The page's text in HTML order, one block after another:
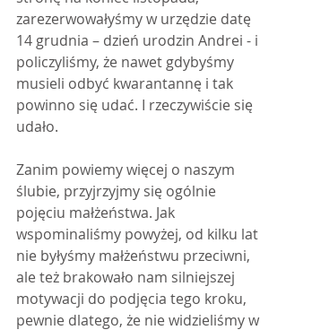
zarezerwowałyśmy w urzędzie datę
14 grudnia – dzień urodzin Andrei - i
policzyliśmy, że nawet gdybyśmy
musieli odbyć kwarantannę i tak
powinno się udać. I rzeczywiście się
udało.
Zanim powiemy więcej o naszym
ślubie, przyjrzyjmy się ogólnie
pojęciu małżeństwa. Jak
wspominaliśmy powyżej, od kilku lat
nie byłyśmy małżeństwu przeciwni,
ale też brakowało nam silniejszej
motywacji do podjęcia tego kroku,
pewnie dlatego, że nie widzieliśmy w